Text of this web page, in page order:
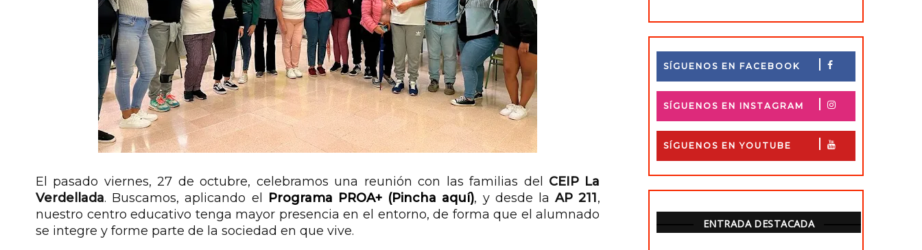
El pasado viernes, 27 de octubre, celebramos una reunión con las familias del CEIP La
Verdellada. Buscamos, aplicando el Programa PROA+ (Pincha aquí), y desde laAP 211,
nuestro centro educativo tenga mayor presencia en el entorno, de forma que el alumnado
se integre y forme parte de la sociedad en que vive.
SÍGUENOS EN FACEBOOK
SÍGUENOS EN INSTAGRAM
SÍGUENOS EN YOUTUBE
ENTRADA DESTACADA